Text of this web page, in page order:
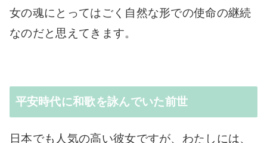
女の魂にとってはごく自然な形での使命の継続
なのだと思えてきます。
平安時代に和歌を詠んでいた前世
日本でも人気の高い彼女ですが、わたしには、